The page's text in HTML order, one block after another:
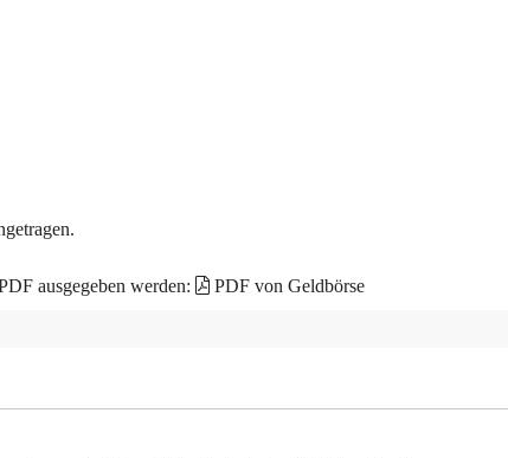
ausgegeben werden: PDF von Geldbörse